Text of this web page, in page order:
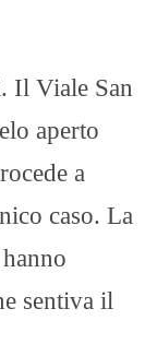
Il Viale San
aperto
a
caso. La
sentiva il